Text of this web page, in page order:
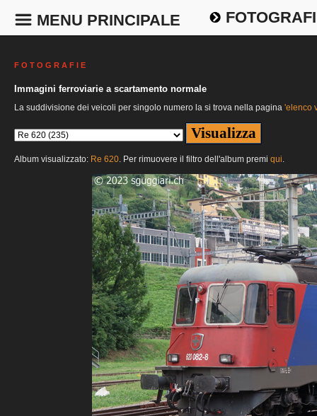
MENU PRINCIPALE
F O T O G R A F I E
Immagini ferroviarie a scartamento normale
La suddivisione dei veicoli per singolo numero la si trova nella pagina 'elenco
Album visualizzato: Re 620. Per rimuovere il filtro dell'album premi qui.